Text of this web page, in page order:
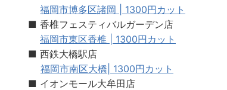
福岡市博多区諸岡 | 1300円カット
■ 香椎フェスティバルガーデン店
福岡市東区香椎 | 1300円カット
■ 西鉄大橋駅店
福岡市南区大橋| 1300円カット
■ イオンモール大牟田店